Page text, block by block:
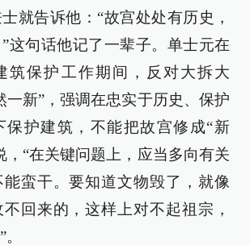
就告诉他：“故宫处处有历史，
这句话他记了一辈子。单士元在
筑保护工作期间，反对大拆大
一新”，强调在忠实于历史、保护
保护建筑，不能把故宫修成“新
，“在关键问题上，应当多向有关
蛮干。要知道文物毁了，就像
回来的，这样上对不起祖宗，